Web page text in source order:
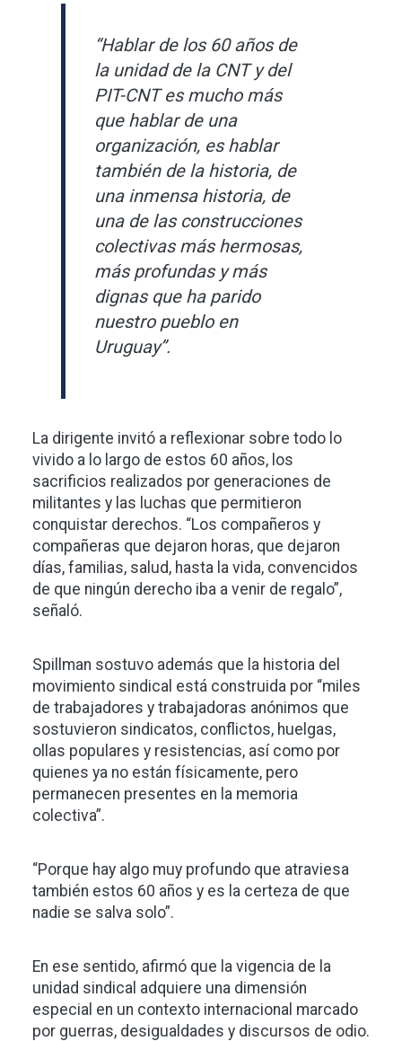
“Hablar de los 60 años de
la unidad de la CNT y del
PIT-CNT es mucho más
que hablar de una
organización, es hablar
también de la historia, de
una inmensa historia, de
una de las construcciones
colectivas más hermosas,
más profundas y más
dignas que ha parido
nuestro pueblo en
Uruguay”.
La dirigente invitó a reflexionar sobre todo lo
vivido a lo largo de estos 60 años, los
sacrificios realizados por generaciones de
militantes y las luchas que permitieron
conquistar derechos. “Los compañeros y
compañeras que dejaron horas, que dejaron
días, familias, salud, hasta la vida, convencidos
de que ningún derecho iba a venir de regalo”,
señaló.
Spillman sostuvo además que la historia del
movimiento sindical está construida por “miles
de trabajadores y trabajadoras anónimos que
sostuvieron sindicatos, conflictos, huelgas,
ollas populares y resistencias, así como por
quienes ya no están físicamente, pero
permanecen presentes en la memoria
colectiva”.
“Porque hay algo muy profundo que atraviesa
también estos 60 años y es la certeza de que
nadie se salva solo”.
En ese sentido, afirmó que la vigencia de la
unidad sindical adquiere una dimensión
especial en un contexto internacional marcado
por guerras, desigualdades y discursos de odio.